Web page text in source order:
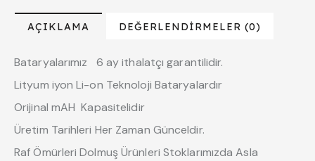
AÇIKLAMA DEĞERLENDIRMELER (0)
Bataryalarımız 6 ay ithalatçı garantilidir.
Lityum iyon Li-on Teknoloji Bataryalardır
Orijinal mAH Kapasitelidir
Üretim Tarihleri Her Zaman Günceldir.
Raf Ömürleri Dolmuş Ürünleri Stoklarımızda Asla